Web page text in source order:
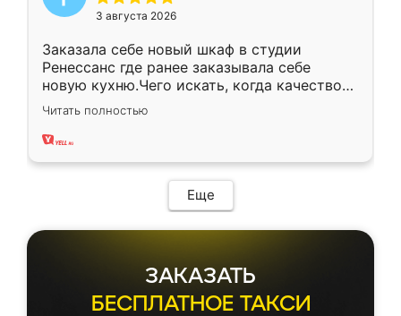
3 августа 2026
Заказала себе новый шкаф в студии
Ренессанс где ранее заказывала себе
новую кухню.Чего искать, когда качеством
вполне довольна. Служит кухня уже почти
два года, нареканий нет.
Читать полностью
Еще
ЗАКАЗАТЬ
БЕСПЛАТНОЕ ТАКСИ